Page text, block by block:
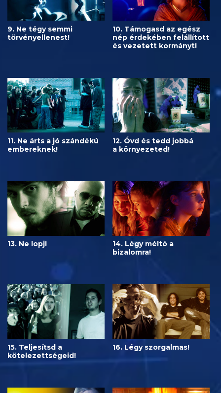
9. Ne tégy semmi
törvényellenest!
10. Támogasd az egész
nép érdekében felállított
és vezetett kormányt!
11. Ne árts a jó szándékú
embereknek!
12. Óvd és tedd jobbá
a környezeted!
13. Ne lopj!
14. Légy méltó a
bizalomra!
15. Teljesítsd a
kötelezettségeid!
16. Légy szorgalmas!